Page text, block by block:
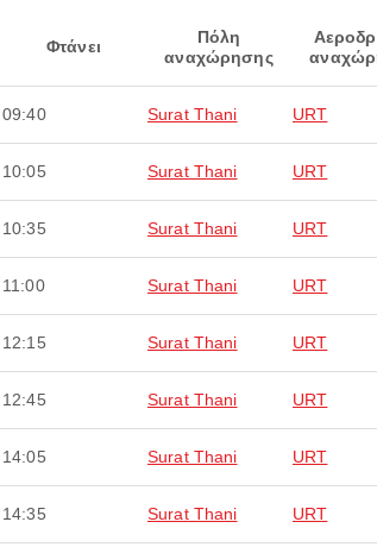
Φτάνει
Πόλη
αναχώρησης
09:40 Surat Thani URT
10:05 Surat Thani URT
10:35 Surat Thani URT
11:00 Surat Thani URT
12:15 Surat Thani URT
12:45 Surat Thani URT
14:05 Surat Thani URT
14:35 Surat Thani URT